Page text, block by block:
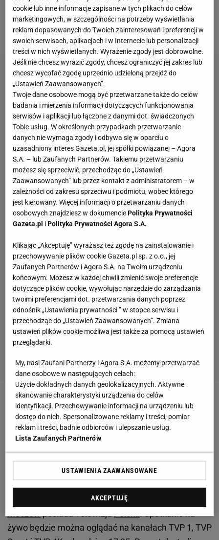
Europybędzie mieć miejsce na stadionie w Sankt
Petersburgu.Meczpoprowadzi sędzia Ovidiu
Hategan z Rumunii.
Zobacz wideoPrezes PZPN Zbigniew Boniek ocenia
brak podstawowych i ważnych piłkarzy reprezentacji
Polski na turnieju EURO 2020
Mecz Polska-Słowacja. Gdzie i o której oglądać?
Mecz Polski zeSłowacjąodbędzie się 14 czerwca o
godzinie 18:00. Prawo do transmisji wszystkich
meczówposiada TelewizjaPolska. Spotkanie na
żywo będzie można oglądać na kanałach TVP 1, TVP
cookie lub inne informacje zapisane w tych plikach do celów
marketingowych, w szczególności na potrzeby wyświetlania
reklam dopasowanych do Twoich zainteresowań i preferencji w
swoich serwisach, aplikacjach i w Internecie lub personalizacji
treści w nich wyświetlanych. Wyrażenie zgody jest dobrowolne.
Jeśli nie chcesz wyrazić zgody, chcesz ograniczyć jej zakres lub
chcesz wycofać zgodę uprzednio udzieloną przejdź do
„Ustawień Zaawansowanych”.
Twoje dane osobowe mogą być przetwarzane także do celów
badania i mierzenia informacji dotyczących funkcjonowania
serwisów i aplikacji lub łączone z danymi dot. świadczonych
Tobie usług. W określonych przypadkach przetwarzanie
danych nie wymaga zgody i odbywa się w oparciu o
uzasadniony interes Gazeta.pl, jej spółki powiązanej – Agora
S.A. – lub Zaufanych Partnerów. Takiemu przetwarzaniu
możesz się sprzeciwić, przechodząc do „Ustawień
Zaawansowanych” lub przez kontakt z administratorem – w
zależności od zakresu sprzeciwu i podmiotu, wobec którego
jest kierowany. Więcej informacji o przetwarzaniu danych
osobowych znajdziesz w dokumenciePolityka Prywatności
Gazeta.pl iPolityka Prywatności Agora S.A.
Klikając „Akceptuję” wyrażasz też zgodę na zainstalowanie i
przechowywanie plików cookie Gazeta.pl sp. z o.o., jej
Zaufanych Partnerów i Agora S.A. na Twoim urządzeniu
końcowym. Możesz w każdej chwili zmienić swoje preferencje
dotyczące plików cookie, wywołując narzędzie do zarządzania
twoimi preferencjami dot. przetwarzania danych poprzez
odnośnik „Ustawienia prywatności ” w stopce serwisu i
przechodząc do „Ustawień Zaawansowanych”. Zmiana
ustawień plików cookie możliwa jest także za pomocą ustawień
przeglądarki.
My, nasi Zaufani Partnerzy i Agora S.A. możemy przetwarzać
dane osobowe w następujących celach:
Użycie dokładnych danych geolokalizacyjnych. Aktywne
skanowanie charakterystyki urządzenia do celów
identyfikacji. Przechowywanie informacji na urządzeniu lub
dostęp do nich. Spersonalizowane reklamy i treści, pomiar
reklam i treści, badnie odbiorców i ulepszanie usług.
Lista Zaufanych Partnerów
USTAWIENIA ZAAWANSOWANE
AKCEPTUJĘ